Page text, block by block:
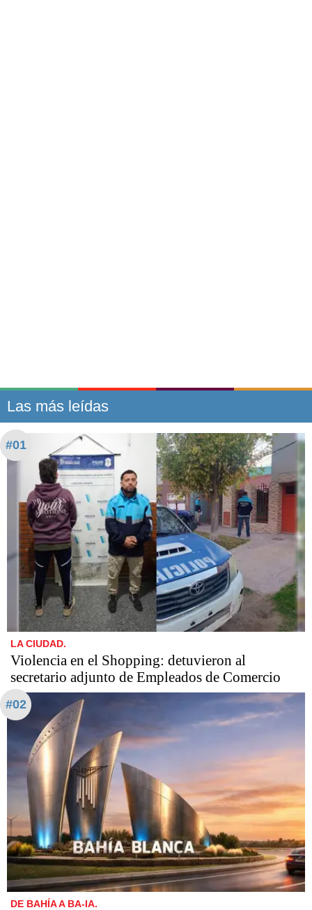
Las más leídas
#01
LA CIUDAD.
Violencia en el Shopping: detuvieron al
secretario adjunto de Empleados de Comercio
#02
DE BAHÍA A BA-IA.